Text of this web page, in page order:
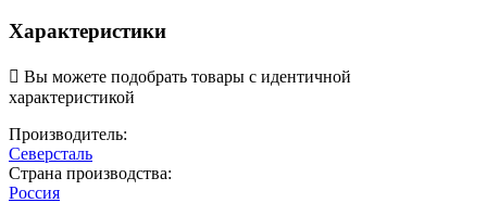
Характеристики
 Вы можете подобрать товары с идентичной
характеристикой
Производитель:
Северсталь
Страна производства:
Россия